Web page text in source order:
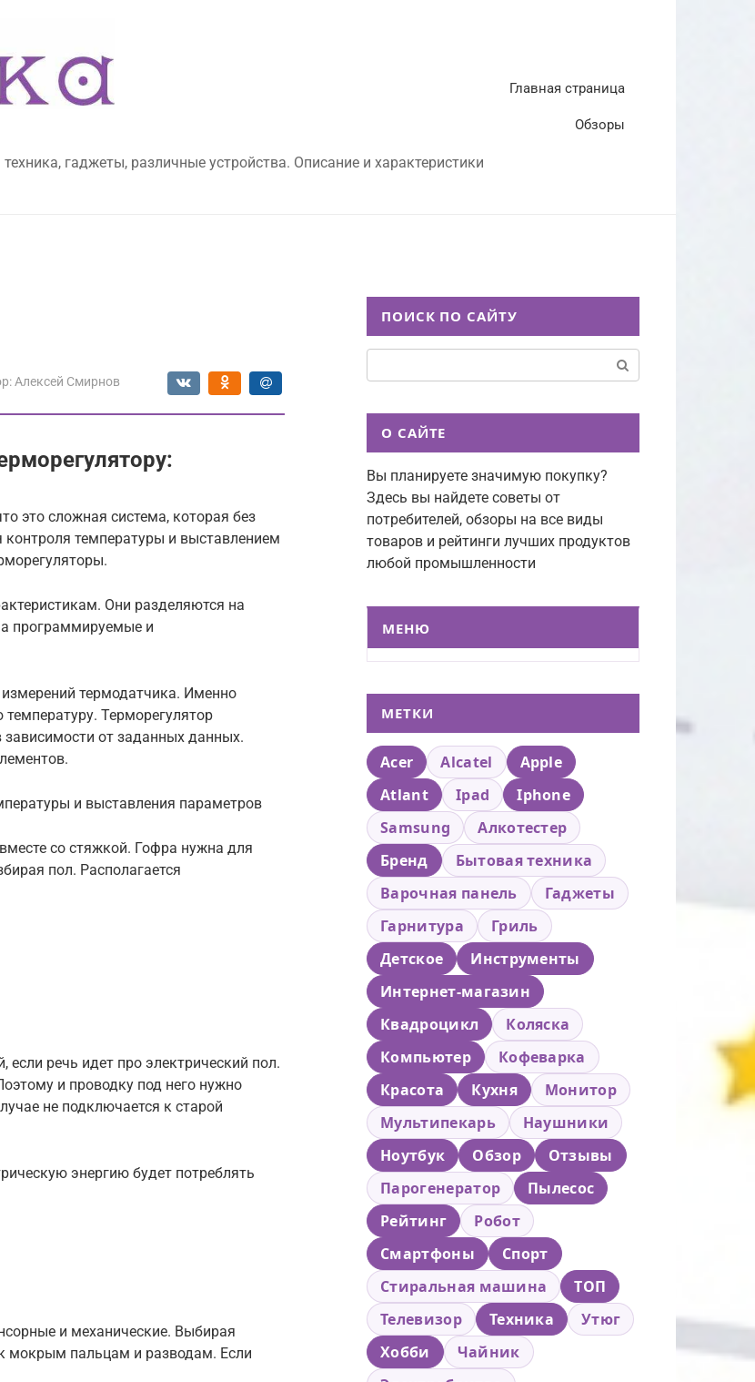
гаджеты, различные устройства. Описание и характеристики
Главная страница
Обзоры
Алексей Смирнов
это сложная система, которая без
температуры и выставлением
Они разделяются на
программируемые и
термодатчика. Именно
Терморегулятор
от заданных данных.
и выставления параметров
со стяжкой. Гофра нужна для
пол. Располагается
речь идет про электрический пол.
и проводку под него нужно
не подключается к старой
энергию будет потреблять
и механические. Выбирая
к мокрым пальцам и разводам. Если
ПОИСК ПО САЙТУ
О САЙТЕ
Вы планируете значимую покупку?
Здесь вы найдете советы от
потребителей, обзоры на все виды
товаров и рейтинги лучших продуктов
любой промышленности
МЕНЮ
МЕТКИ
Acer Alcatel
Apple
Atlant
Ipad
Iphone
Samsung
Алкотестер
Бренд
Бытовая техника
Варочная панель
Гаджеты
Гарнитура
Гриль
Детское
Инструменты
Интернет-магазин
Квадроцикл
Коляска
Компьютер
Кофеварка
Красота
Кухня
Монитор
Мультипекарь
Наушники
Ноутбук
Обзор
Отзывы
Парогенератор
Пылесос
Рейтинг
Робот
Смартфоны
Спорт
Стиральная машина
ТОП
Телевизор
Техника
Утюг
Хобби
Чайник